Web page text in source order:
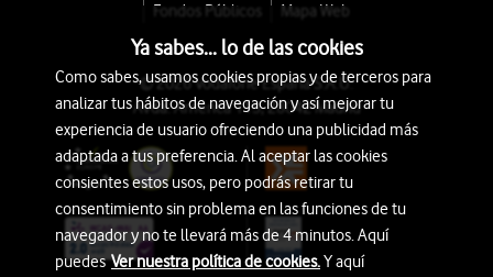
Fondos Públicos
Mapa Web
© 2026 Vodafone España S.A.U.
Avda. América 115, 28042 Madrid
Ya sabes... lo de las cookies
Como sabes, usamos cookies propias y de terceros para
analizar tus hábitos de navegación y así mejorar tu
experiencia de usuario ofreciendo una publicidad más
adaptada a tus preferencia. Al aceptar las cookies
consientes estos usos, pero podrás retirar tu
consentimiento sin problema en las funciones de tu
navegador y no te llevará más de 4 minutos. Aquí
puedesVer nuestra política de cookies.Y aquí